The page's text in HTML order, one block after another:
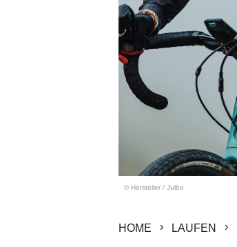
© Hersteller / Julbo
HOME LAUFEN